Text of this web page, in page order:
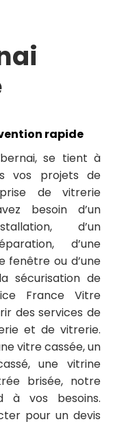
rapide
se tient à
vos projets de
de vitrerie
besoin d’un
d’un
d’une
fenêtre ou d’une
sécurisation de
France Vitre
des services de
et de vitrerie.
vitre cassée, un
une vitrine
brisée, notre
à vos besoins.
pour un devis